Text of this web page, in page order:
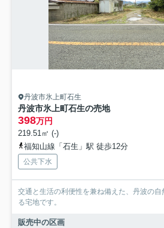
丹波市氷上町石生
丹波市氷上町石生の売地
398万円
219.51㎡ (-)
福知山線「石生」駅 徒歩12分
公共下水
交通と生活の利便性を兼ね備えた、丹波の自
る宅地です。
販売中の区画